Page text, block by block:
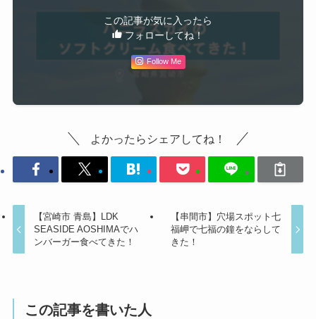
この記事が気に入ったら
フォローしてね！
Follow Me
よかったらシェアしてね！
【宮崎市 青島】LDK
SEASIDE AOSHIMAでハ
ンバーガー食べてきた！
【串間市】穴場スポット七
福岬で七福の鐘をならして
きた！
この記事を書いた人